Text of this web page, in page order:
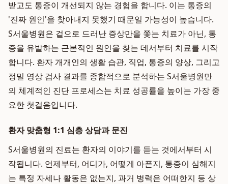
받고도 통증이 개선되지 않는 경험을 합니다. 이는 통증의
'진짜 원인'을 찾아내지 못했기 때문일 가능성이 높습니다.
S서울병원은 겉으로 드러난 증상만을 쫓는 치료가 아닌, 통
증을 유발하는 근본적인 원인을 찾는 데서부터 치료를 시작
합니다. 환자 개개인의 생활 습관, 직업, 통증의 양상, 그리고
정밀 영상 검사 결과를 종합적으로 분석하는 S서울병원만
의 체계적인 진단 프로세스는 치료 성공률을 높이는 가장 중
요한 첫걸음입니다.
환자 맞춤형 1:1 심층 상담과 문진
S서울병원의 진료는 환자의 이야기를 듣는 것에서부터 시
작됩니다. 언제부터, 어디가, 어떻게 아픈지, 통증이 심해지
는 특정 자세나 활동은 없는지, 과거 병력은 어떠한지 등 상